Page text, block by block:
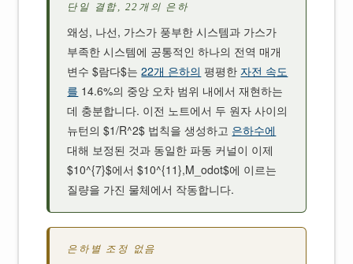
단일 결합, 22개의 은하
왜성, 나선, 가스가 풍부한 시스템과 가스가
부족한 시스템에 공통적인 하나의 전역 매개
변수 $람다$는22개 은하의 평평한 자전 속도
를 14.6%의 중앙 오차 범위 내에서 재현하는
데 충분합니다. 이전 노트에서 두 원자 사이의
뉴턴의 $1/R^2$ 법칙을 생성하고 은하수에
대해 보정된 것과 동일한 파동 커널이 이제
$10^{7}$에서 $10^{11},M_odot$에 이르는
질량을 가진 물체에서 작동합니다.
은하별 조정 없음